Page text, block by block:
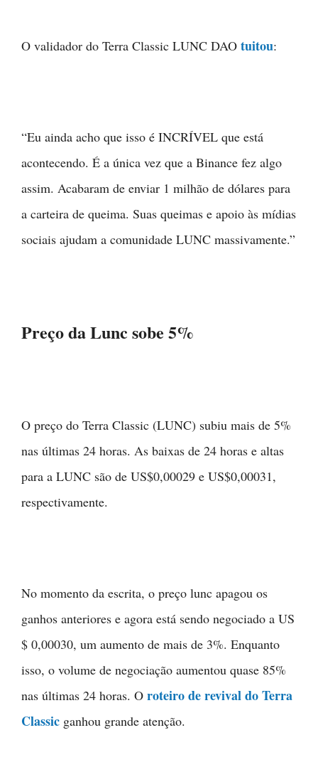
O validador do Terra Classic LUNC DAO tuitou:
“Eu ainda acho que isso é INCRÍVEL que está
acontecendo. É a única vez que a Binance fez algo
assim. Acabaram de enviar 1 milhão de dólares para
a carteira de queima. Suas queimas e apoio às mídias
sociais ajudam a comunidade LUNC massivamente.”
Preço da Lunc sobe 5%
O preço do Terra Classic (LUNC) subiu mais de 5%
nas últimas 24 horas. As baixas de 24 horas e altas
para a LUNC são de US$0,00029 e US$0,00031,
respectivamente.
No momento da escrita, o preço lunc apagou os
ganhos anteriores e agora está sendo negociado a US
$ 0,00030, um aumento de mais de 3%. Enquanto
isso, o volume de negociação aumentou quase 85%
nas últimas 24 horas. O roteiro de revival do Terra
Classic ganhou grande atenção.